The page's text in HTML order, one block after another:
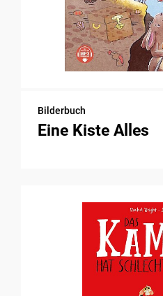
Bilderbuch
Eine Kiste Alles